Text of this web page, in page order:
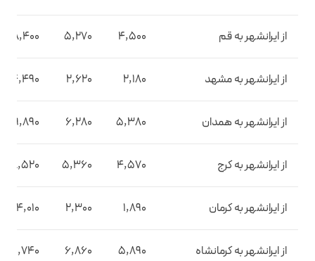
از ایرانشهر به قم 4,500
5,270
8,400
از ایرانشهر به مشهد 2,180
2,620
4,490
از ایرانشهر به همدان 5,380
6,280
9,890
از ایرانشهر به کرج 4,570
5,360
8,520
از ایرانشهر به کرمان 1,890
2,300
4,010
از ایرانشهر به کرمانشاه 5,890
6,860
10,740